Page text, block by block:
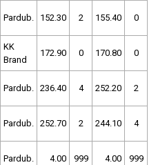
Pardub. 152.30 2 155.40 0
KK
Brand
172.90 0 170.80 0
Pardub. 236.40 4 252.20 2
Pardub. 252.70 2 244.10 4
Pardub. 4.00 999 4.00 999